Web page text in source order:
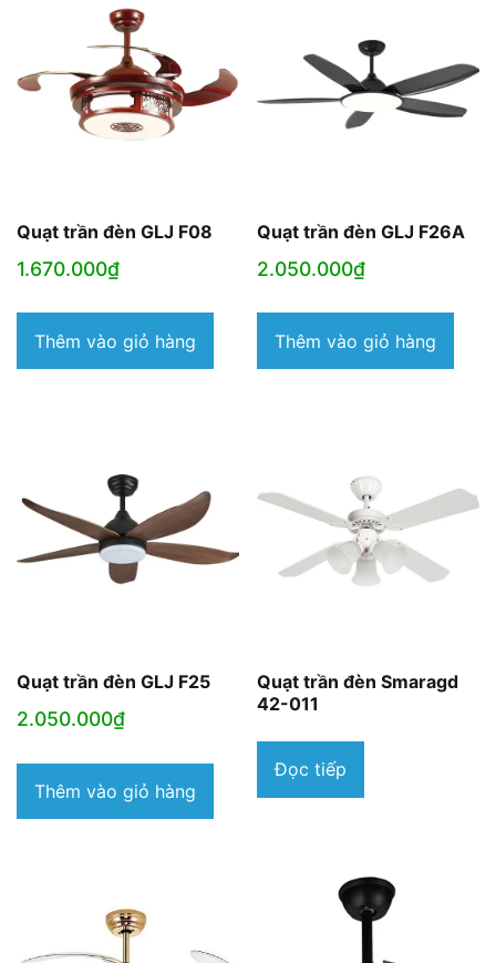
Quạt trần đèn GLJ F08
1.670.000₫
Thêm vào giỏ hàng
Quạt trần đèn GLJ F26A
2.050.000₫
Thêm vào giỏ hàng
Quạt trần đèn GLJ F25
2.050.000₫
Thêm vào giỏ hàng
Quạt trần đèn Smaragd
42-011
Đọc tiếp